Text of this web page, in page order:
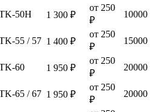
50H 1 300 ₽
от 250
₽
10000
55 / 57 1 400 ₽
от 250
₽
15000
60 1 950 ₽
от 250
₽
20000
65 / 67 1 950 ₽
от 250
₽
20000